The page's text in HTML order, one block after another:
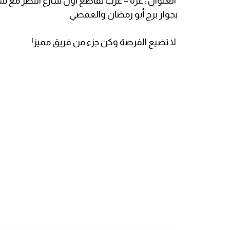
بجوار برج أبو رمضان والعمصي
لا تضيع الفرصة وكن جزء من فريق مميز!